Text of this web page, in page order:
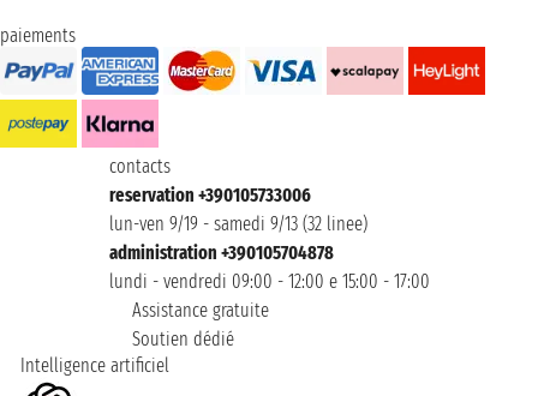
paiements
contacts
reservation +390105733006
lun-ven 9/19 - samedi 9/13 (32 linee)
administration +390105704878
lundi - vendredi 09:00 - 12:00 e 15:00 - 17:00
Assistance gratuite
Soutien dédié
Intelligence artificiel